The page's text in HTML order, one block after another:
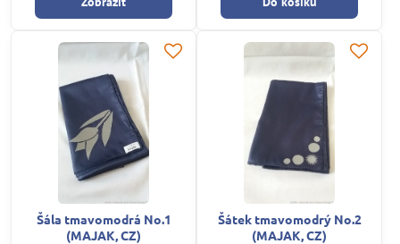
Šála tmavomodrá No.1
(MAJAK, CZ)
Šátek tmavomodrý No.2
(MAJAK, CZ)